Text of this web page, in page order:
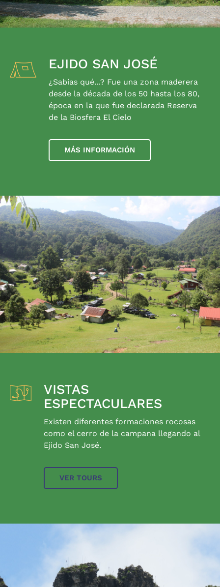
EJIDO SAN JOSÉ
¿Sabias qué...? Fue una zona maderera
desde la década de los 50 hasta los 80,
época en la que fue declarada Reserva
de la Biosfera El Cielo
MÁS INFORMACIÓN
VISTAS
ESPECTACULARES
Existen diferentes formaciones rocosas
como el cerro de la campana llegando al
Ejido San José.
VER TOURS